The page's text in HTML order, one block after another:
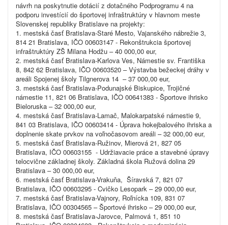
návrh na poskytnutie dotácií z dotačného Podprogramu 4 na
podporu investícií do športovej infraštruktúry v hlavnom meste
Slovenskej republiky Bratislave na projekty:
1. mestská časť Bratislava-Staré Mesto, Vajanského nábrežie 3,
814 21 Bratislava, IČO 00603147 - Rekonštrukcia športovej
infraštruktúry ZŠ Milana Hodžu – 40 000,00 eur,
2. mestská časť Bratislava-Karlova Ves, Námestie sv. Františka
8, 842 62 Bratislava, IČO 00603520 – Výstavba bežeckej dráhy v
areáli Spojenej školy Tilgnerova 14 – 37 000,00 eur,
3. mestská časť Bratislava-Podunajské Biskupice, Trojičné
námestie 11, 821 06 Bratislava, IČO 00641383 - Športove ihrisko
Bieloruska – 32 000,00 eur,
4. mestská časť Bratislava-Lamač, Malokarpatské námestie 9,
841 03 Bratislava, IČO 00603414 - Úprava hokejbalového ihriska a
doplnenie skate prvkov na voľnočasovom areáli – 32 000,00 eur,
5. mestská časť Bratislava-Ružinov, Mierová 21, 827 05
Bratislava, IČO 00603155 - Udržiavacie práce a stavebné úpravy
telocvične základnej školy. Základná škola Ružová dolina 29
Bratislava – 30 000,00 eur,
6. mestská časť Bratislava-Vrakuňa, Šíravská 7, 821 07
Bratislava, IČO 00603295 - Cvičko Lesopark – 29 000,00 eur,
7. mestská časť Bratislava-Vajnory, Roľnícka 109, 831 07
Bratislava, IČO 00304565 – Športové ihrisko – 29 000,00 eur,
8. mestská časť Bratislava-Jarovce, Palmová 1, 851 10